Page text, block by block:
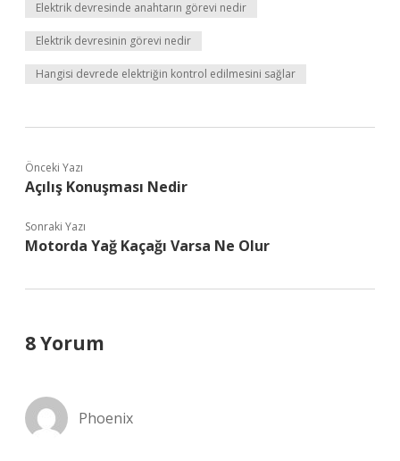
Elektrik devresinde anahtarın görevi nedir
Elektrik devresinin görevi nedir
Hangisi devrede elektriğin kontrol edilmesini sağlar
Önceki Yazı
Açılış Konuşması Nedir
Sonraki Yazı
Motorda Yağ Kaçağı Varsa Ne Olur
8 Yorum
Phoenix